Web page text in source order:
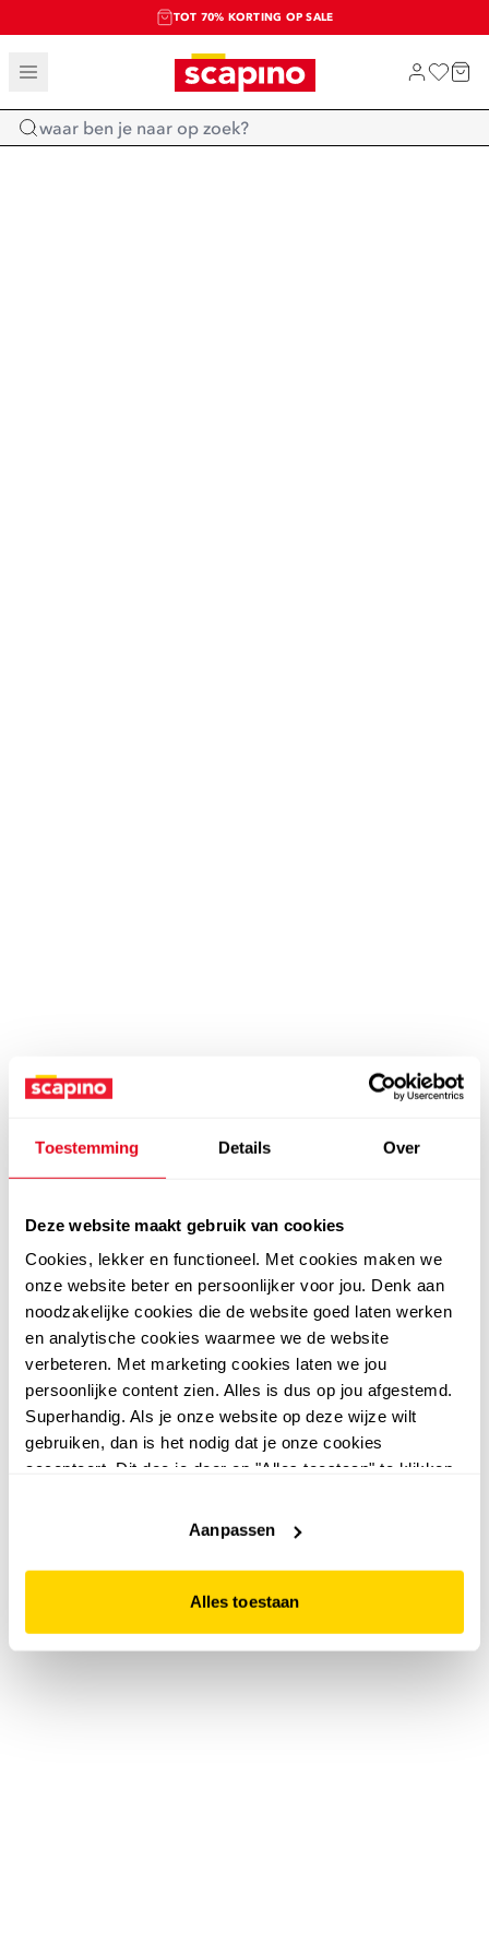
Toestemming Details Over
Deze website maakt gebruik van cookies
Cookies, lekker en functioneel. Met cookies maken we
onze website beter en persoonlijker voor jou. Denk aan
noodzakelijke cookies die de website goed laten werken
en analytische cookies waarmee we de website
verbeteren. Met marketing cookies laten we jou
persoonlijke content zien. Alles is dus op jou afgestemd.
Superhandig. Als je onze website op deze wijze wilt
gebruiken, dan is het nodig dat je onze cookies
accepteert. Dit doe je door op "Alles toestaan" te klikken.
website niet optimaal functioneert.
Aanpassen
Alles toestaan
TOT 70% KORTING OP SALE
SALE: LAATSTE KANS!
SHOP NIEUW
Home